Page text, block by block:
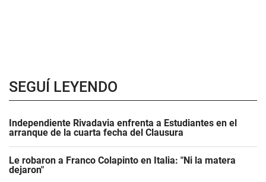
SEGUÍ LEYENDO
Independiente Rivadavia enfrenta a Estudiantes en el
arranque de la cuarta fecha del Clausura
Le robaron a Franco Colapinto en Italia: "Ni la matera
dejaron"